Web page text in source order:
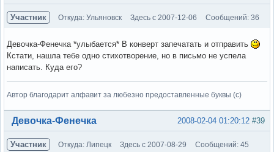
Участник Откуда: Ульяновск Здесь с 2007-12-06 Сообщений: 36
Девочка-Фенечка *улыбается* В конверт запечатать и отправить
Кстати, нашла тебе одно стихотворение, но в письмо не успела
написать. Куда его?
Автор благодарит алфавит за любезно предоставленные буквы (с)
Вне форума #39
2008-02-04 01:20:12
Девочка-Фенечка
Участник Откуда: Липецк Здесь с 2007-08-29 Сообщений: 45